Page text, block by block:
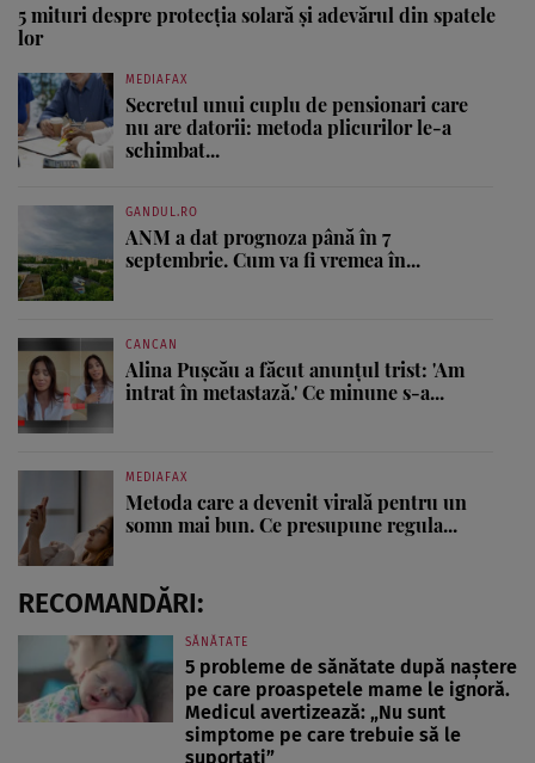
5 mituri despre protecția solară și adevărul din spatele
lor
MEDIAFAX
Secretul unui cuplu de pensionari care
nu are datorii: metoda plicurilor le-a
schimbat...
GANDUL.RO
ANM a dat prognoza până în 7
septembrie. Cum va fi vremea în...
CANCAN
Alina Pușcău a făcut anunțul trist: 'Am
intrat în metastază.' Ce minune s-a...
MEDIAFAX
Metoda care a devenit virală pentru un
somn mai bun. Ce presupune regula...
RECOMANDĂRI:
SĂNĂTATE
5 probleme de sănătate după naștere
pe care proaspetele mame le ignoră.
Medicul avertizează: „Nu sunt
simptome pe care trebuie să le
suportați”